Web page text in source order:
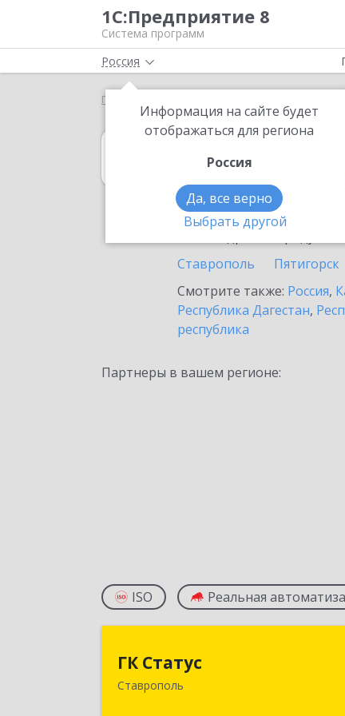
1С:Предприятие 8
Система программ
Россия
Информация на сайте будет
отображаться для региона
Россия
Да, все верно
Выбрать другой
Главная 1С:Зарплата и кадры
1С:Зарплата
в
Ознакомьтесь с
Ставрополь
Пятигорск
Смотрите также: Россия,
Республика Дагестан,
республика
Партнеры в вашем регионе:
ISO Реальная
ГК Статус
Ставрополь355002, Ставропольский